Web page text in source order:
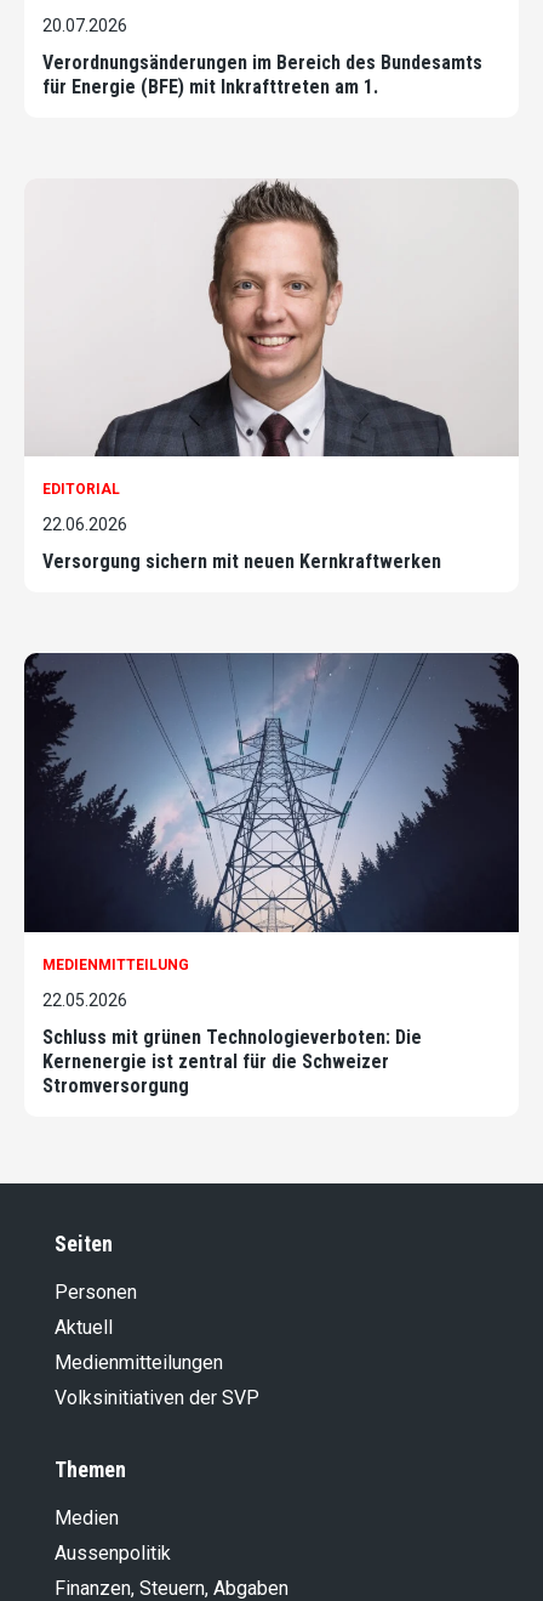
20.07.2026
Verordnungsänderungen im Bereich des Bundesamts
für Energie (BFE) mit Inkrafttreten am 1.
EDITORIAL
22.06.2026
Versorgung sichern mit neuen Kernkraftwerken
MEDIENMITTEILUNG
22.05.2026
Schluss mit grünen Technologieverboten: Die
Kernenergie ist zentral für die Schweizer
Stromversorgung
Seiten
Personen
Aktuell
Medienmitteilungen
Volksinitiativen der SVP
Themen
Medien
Aussenpolitik
Finanzen, Steuern, Abgaben